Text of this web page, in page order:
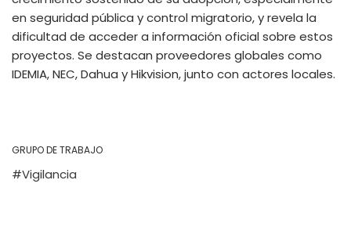
en seguridad pública y control migratorio, y revela la
dificultad de acceder a información oficial sobre estos
proyectos. Se destacan proveedores globales como
IDEMIA, NEC, Dahua y Hikvision, junto con actores locales.
GRUPO DE TRABAJO
Vigilancia